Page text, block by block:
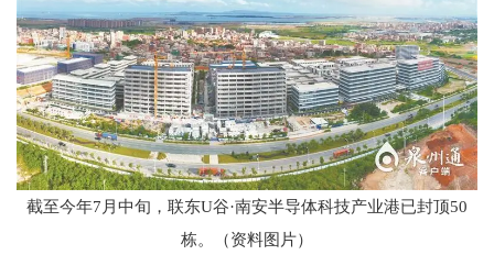
截至今年7月中旬，联东U谷·南安半导体科技产业港已封顶50
栋。（资料图片）